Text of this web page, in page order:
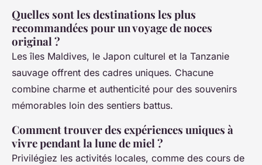
Quelles sont les destinations les plus
recommandées pour un voyage de noces
original ?
Les îles Maldives, le Japon culturel et la Tanzanie
sauvage offrent des cadres uniques. Chacune
combine charme et authenticité pour des souvenirs
mémorables loin des sentiers battus.
Comment trouver des expériences uniques à
vivre pendant la lune de miel ?
Privilégiez les activités locales, comme des cours de